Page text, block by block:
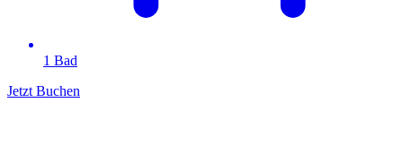
1 Bad
Jetzt Buchen